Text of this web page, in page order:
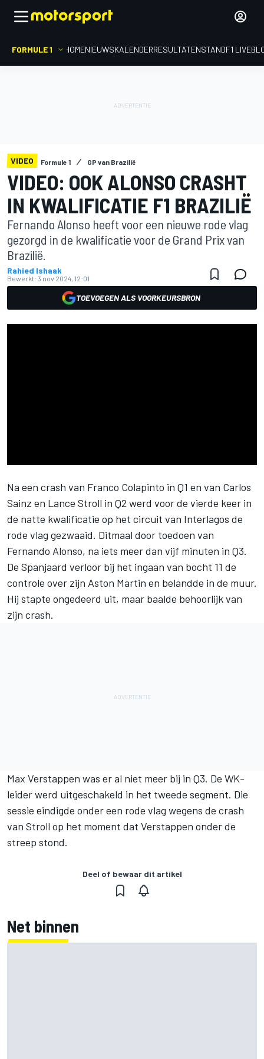
FORMULE 1 HOMENIEUWSKALENDERRESULTATENSTANDF1
VIDEO Formule 1 GP van Brazilië
VIDEO: OOK ALONSO CRASHT
IN KWALIFICATIE F1 BRAZILIË
Fernando Alonso heeft voor een nieuwe rode vlag
gezorgd in de kwalificatie voor de Grand Prix van
Brazilië.
Rahied Ishaak
Bewerkt: 3 nov 2024, 12:01
TOEVOEGEN ALS VOORKEURSBRON
Na een crash van Franco Colapinto in Q1 en van Carlos
Sainz en Lance Stroll in Q2 werd voor de vierde keer in
de natte kwalificatie op het circuit van Interlagos de
rode vlag gezwaaid. Ditmaal door toedoen van
Fernando Alonso, na iets meer dan vijf minuten in Q3.
De Spanjaard verloor bij het ingaan van bocht 11 de
controle over zijn Aston Martin en belandde in de muur.
Hij stapte ongedeerd uit, maar baalde behoorlijk van
zijn crash.
Max Verstappen was er al niet meer bij in Q3. De WK-
leider werd uitgeschakeld in het tweede segment. Die
sessie eindigde onder een rode vlag wegens de crash
van Stroll op het moment dat Verstappen onder de
streep stond.
Deel of bewaar dit artikel
Net binnen